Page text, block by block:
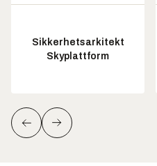
Sikkerhetsarkitekt
Skyplattform